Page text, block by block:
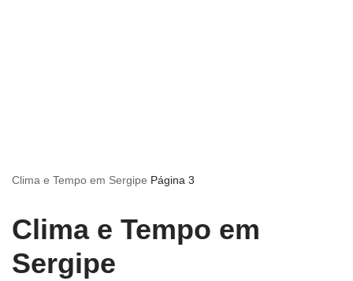
Clima e Tempo em Sergipe Página 3
Clima e Tempo em
Sergipe